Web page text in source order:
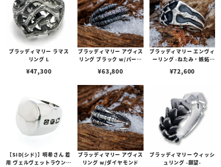
ブラッディマリー ラマス
リング L
¥47,300
ブラッディマリー アヴィス
リング ブラック w/パープ
¥63,800
ブラッディマリー エンヴィ
ーリング -ねたみ・嫉妬-
¥72,600
【SID(シド)】明希さん 着
用 ヴェルヴェットラウンジ
ブラッディマリー アヴィス
リング w/ダイヤモンド
ブラッディマリー ウィッシ
ュリング -願望-